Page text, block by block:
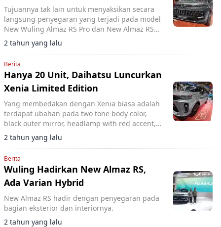
Tujuannya tak lain untuk menyaksikan secara
langsung penyegaran yang terjadi pada model
New Wuling Almaz RS Pro dan New Almaz RS
Hybrid.
2 tahun yang lalu
Berita
Hanya 20 Unit, Daihatsu Luncurkan
Xenia Limited Edition
Yang membedakan dengan Xenia biasa adalah
terdapat ubahan pada two tone body color,
black outer mirror, headlamp with red accent,
black glossy front grille dan cover fog lamp.
2 tahun yang lalu
Berita
Wuling Hadirkan New Almaz RS,
Ada Varian Hybrid
New Almaz RS hadir dengan penyegaran pada
bagian eksterior dan interiornya.
2 tahun yang lalu